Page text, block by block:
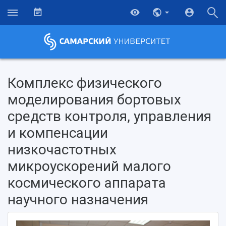
Комплекс физического
моделирования бортовых
средств контроля, управления
и компенсации
низкочастотных
микроускорений малого
космического аппарата
научного назначения